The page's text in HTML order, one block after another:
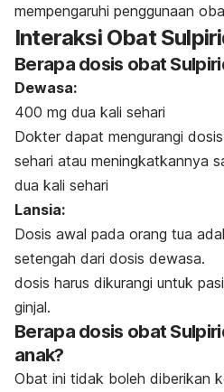
mempengaruhi penggunaan
Interaksi Obat
Berapa dosis obat
Dewasa:
400 mg dua kali sehari
Dokter dapat mengurangi
sehari atau meningkatkannya
dua kali sehari
Lansia:
Dosis awal pada orang tua
setengah dari dosis dewasa.
dosis harus dikurangi untuk
ginjal.
Berapa dosis obat
anak?
Obat ini tidak boleh diberikan